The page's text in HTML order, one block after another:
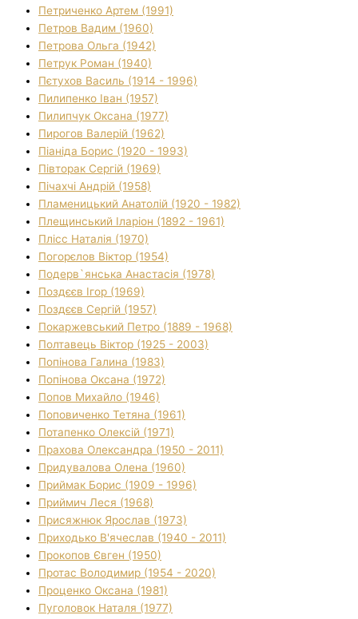
Петриченко Артем (1991)
Петров Вадим (1960)
Петрова Ольга (1942)
Петрук Роман (1940)
Пєтухов Василь (1914 - 1996)
Пилипенко Іван (1957)
Пилипчук Оксана (1977)
Пирогов Валерій (1962)
Піаніда Борис (1920 - 1993)
Півторак Сергій (1969)
Пічахчі Андрій (1958)
Пламеницький Анатолій (1920 - 1982)
Плещинський Іларіон (1892 - 1961)
Плісс Наталія (1970)
Погорєлов Віктор (1954)
Подерв`янська Анастасія (1978)
Поздєєв Ігор (1969)
Поздєєв Сергій (1957)
Покаржевський Петро (1889 - 1968)
Полтавець Віктор (1925 - 2003)
Попінова Галина (1983)
Попінова Оксана (1972)
Попов Михайло (1946)
Поповиченко Тетяна (1961)
Потапенко Олексій (1971)
Прахова Олександра (1950 - 2011)
Придувалова Олена (1960)
Приймак Борис (1909 - 1996)
Приймич Леся (1968)
Присяжнюк Ярослав (1973)
Приходько В'ячеслав (1940 - 2011)
Прокопов Євген (1950)
Протас Володимир (1954 - 2020)
Проценко Оксана (1981)
Пуголовок Наталя (1977)